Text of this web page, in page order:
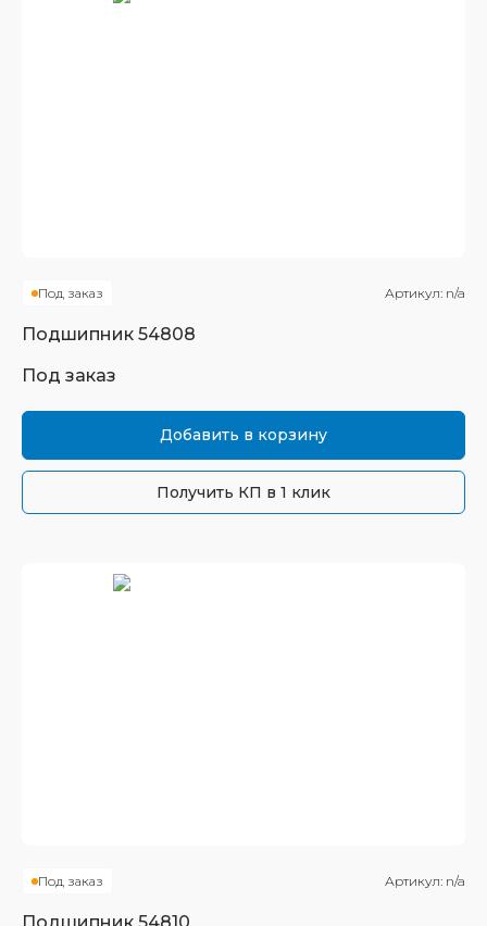
Под заказ Артикул: n/a
Подшипник 54808
Под заказ
Добавить в корзину
Получить КП в 1 клик
Под заказ Артикул: n/a